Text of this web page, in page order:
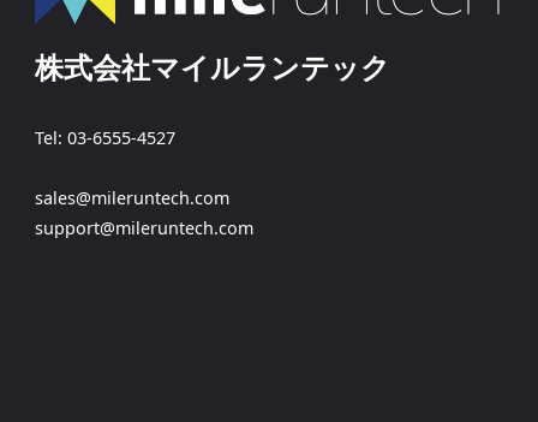
株式会社マイルランテック
Tel: 03-6555-4527
sales@mileruntech.com
support@mileruntech.com